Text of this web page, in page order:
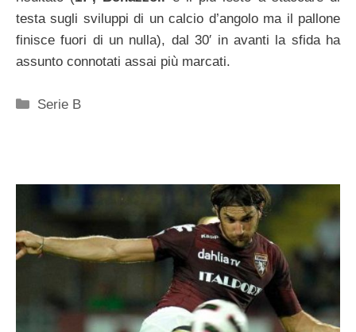
testa sugli sviluppi di un calcio d’angolo ma il pallone
finisce fuori di un nulla), dal 30′ in avanti la sfida ha
assunto connotati assai più marcati.
Categorie
Serie B